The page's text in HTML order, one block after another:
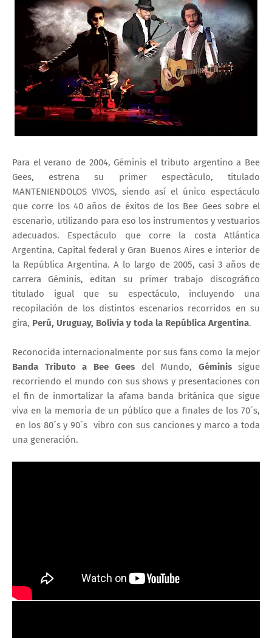
Para el verano de 2004, Géminis el tributo argentino a Bee
Gees, estrena su primer espectáculo, titulado
MANTENIENDOLOS VIVOS, siendo así el único espectáculo
que corre los 40 años de éxitos de los Bee Gees sobre el
escenario, utilizando para eso los instrumentos y vestuarios
adecuados. Espectáculo que corre la costa Atlántica
Argentina, Capital federal y Gran Buenos Aires e interior de
la República Argentina. A lo largo de 2005, casi 3 años de
carrera Géminis, editan su primer trabajo discográfico
titulado igual que su espectáculo, incluyendo una
recopilación de los distintos escenarios recorridos en su
gira, Perú, Uruguay, Bolivia y toda la República Argentina.
Reconocida internacionalmente por sus fans como la mejor
Banda Tributo a Bee Gees del Mundo, Géminissigue
recorriendo el mundo con sus shows y presentaciones con
el fin de inmortalizar la afama banda británica que sigue
viva en la memoria de un público que a finales de los 70´s,
en los 80´s y 90´s vibro con sus canciones y marco a toda
una generación.